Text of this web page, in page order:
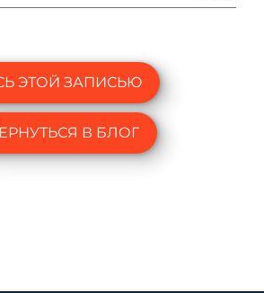
ЭТОЙ ЗАПИСЬЮ
В БЛОГ